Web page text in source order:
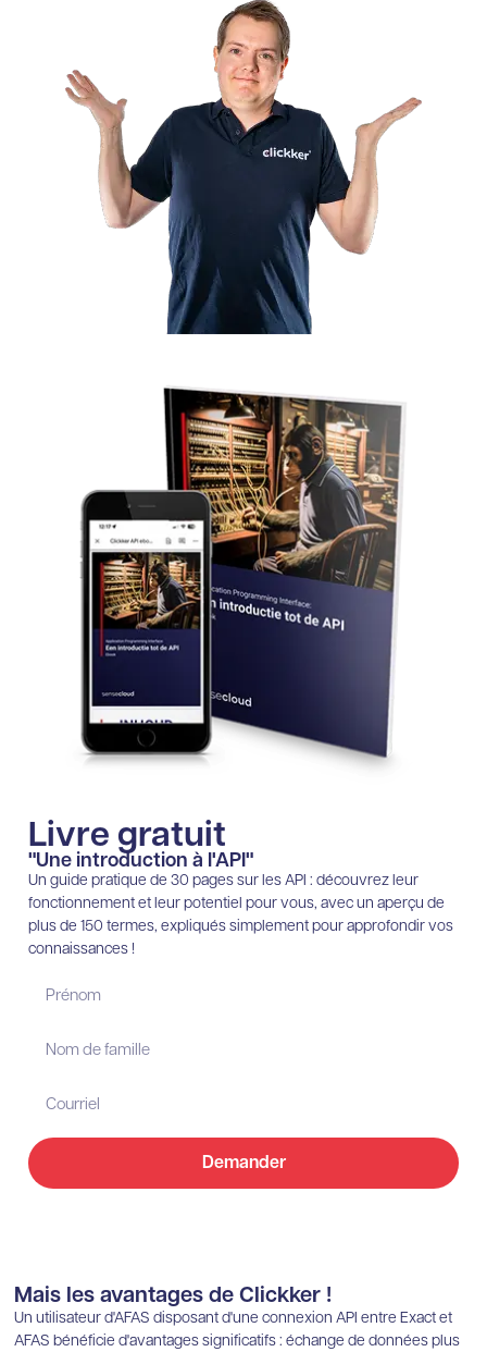
Livre gratuit
"Une introduction à l'API"
Un guide pratique de 30 pages sur les API : découvrez leur
fonctionnement et leur potentiel pour vous, avec un aperçu de
plus de 150 termes, expliqués simplement pour approfondir vos
connaissances !
Demander
Mais les avantages de Clickker !
Un utilisateur d'AFAS disposant d'une connexion API entre Exact et
AFAS bénéficie d'avantages significatifs : échange de données plus